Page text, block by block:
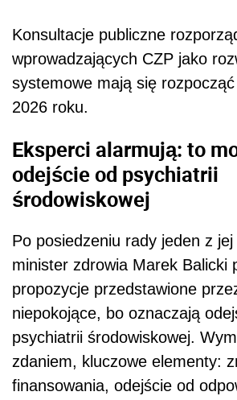
Konsultacje publiczne
wprowadzających CZP jako
systemowe mają się rozpocząć
2026 roku.
Eksperci alarmują: to
odejście od psychiatrii
środowiskowej
Po posiedzeniu rady jeden z jej
minister zdrowia Marek Balicki
propozycje przedstawione
niepokojące, bo oznaczają
psychiatrii środowiskowej.
zdaniem, kluczowe elementy:
finansowania, odejście od